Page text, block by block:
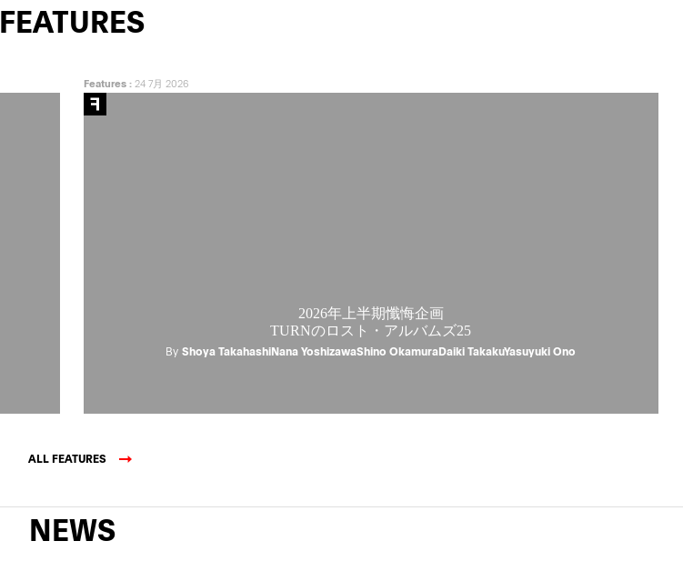
FEATURES
Features:24 7月 2026
2026年上半期懺悔企画
TURNのロスト・アルバムズ25
By Shoya TakahashiNana YoshizawaShino OkamuraDaiki TakakuYasuyuki Ono
ALL FEATURES
NEWS